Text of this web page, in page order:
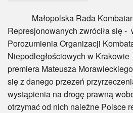
BlogAiD
Zaproszenia
Małopolska Rada
Represjonowanych zwróciła się
Porozumienia Organizacji
Niepodległościowych w
premiera Mateusza
się z danego przezeń
wystąpienia na drogę prawną
otrzymać od nich należne Polsce